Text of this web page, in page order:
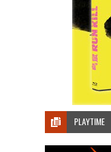
PLAYTIME